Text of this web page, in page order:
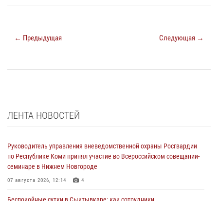
← Предыдущая Следующая →
ЛЕНТА НОВОСТЕЙ
Руководитель управления вневедомственной охраны Росгвардии
по Республике Коми принял участие во Всероссийском совещании-
семинаре в Нижнем Новгороде
07 августа 2026, 12:14 4
Беспокойные сутки в Сыктывкаре: как сотрудники